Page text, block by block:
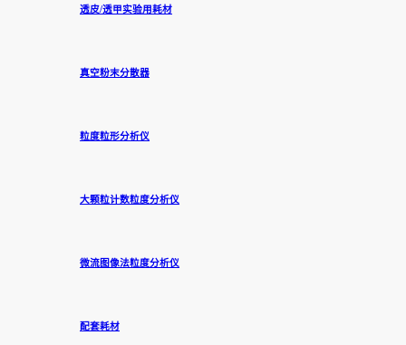
透皮/透甲实验用耗材
真空粉末分散器
粒度粒形分析仪
大颗粒计数粒度分析仪
微流图像法粒度分析仪
配套耗材